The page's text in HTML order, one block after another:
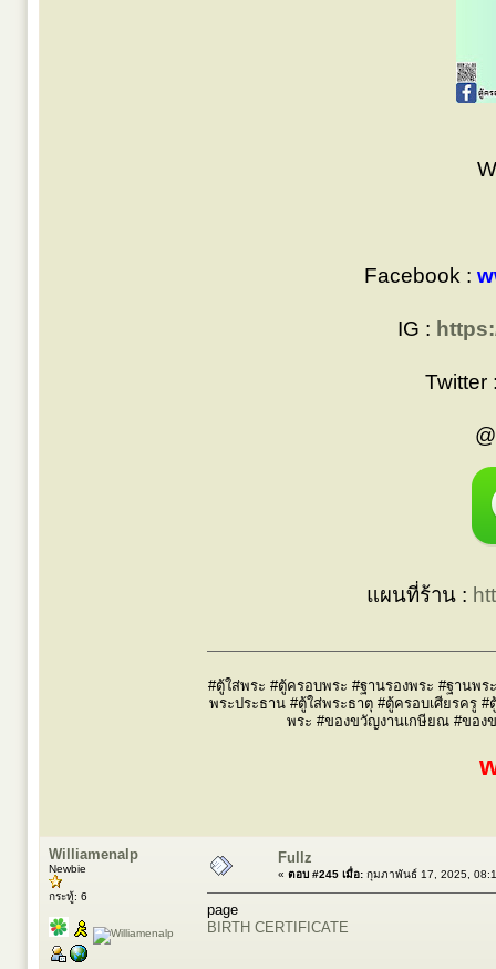
Facebook :
IG :
Twitter
แผนที่ร้าน :
#ตู้ใส่พระ #ตู้ครอบพระ #ฐานรองพระ #ฐานพ
พระประธาน #ตู้ใส่พระธาตุ #ตู้ครอบเศียรครู
พระ #ของขวัญงานเกษียณ #ของ
Williamenalp
Newbie
กระทู้: 6
Fullz
« ตอบ #245 เมื่อ: กุมภาพันธ์ 17, 2025,
page
BIRTH CERTIFICATE